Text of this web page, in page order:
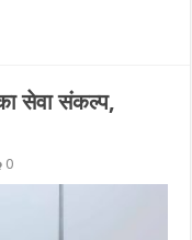
सेवा संकल्प,
0